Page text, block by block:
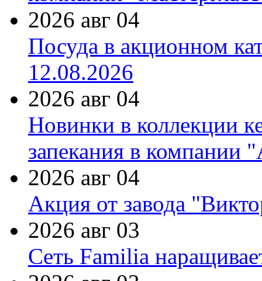
2026 авг 04
Посуда в акционном
12.08.2026
2026 авг 04
Новинки в коллекции
запекания в компании
2026 авг 04
Акция от завода
2026 авг 03
Сеть Familia